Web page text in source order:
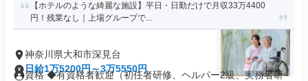
【ホテルのような綺麗な施設】平日・日勤だけで月収33万4400
円！残業なし｜上場グループで...
神奈川県大和市深見台
日給1万5200円～3万5550円
資格 ◆有資格者歓迎（初任者研修、ヘルパー2級、実務者研